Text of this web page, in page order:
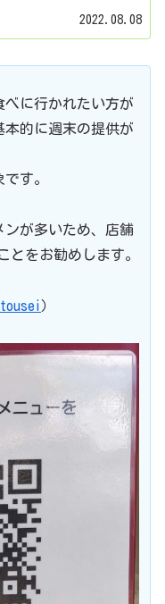
2022.08.08
べに行かれたい方が
本的に週末の提供が
す。
ンが多いため、店舗
をお勧めします。
）